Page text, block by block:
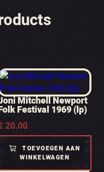
Mitchell Newport
Festival 1969 (lp)
20.00
TOEVOEGEN AAN
WINKELWAGEN